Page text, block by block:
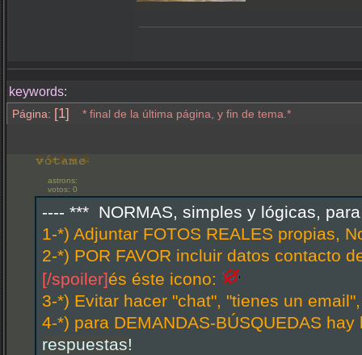
keywords:
Página: [1] * final de la última página, y fin de tema.*
astrons:
votos: 0
---- *** NORMAS, simples y lógicas,
1-*) Adjuntar FOTOS REALES propias,
2-*) POR FAVOR incluir datos contacto
[/spoiler]és éste icono:
3-*) Evitar hacer "chat", "tienes un
4-*) para DEMANDAS-BÚSQUEDAS
respuestas!